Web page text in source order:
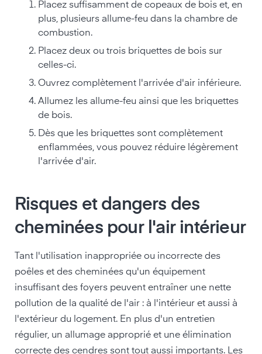
Placez suffisamment de copeaux de bois et, en
plus, plusieurs allume-feu dans la chambre de
combustion.
Placez deux ou trois briquettes de bois sur
celles-ci.
Ouvrez complètement l'arrivée d'air inférieure.
Allumez les allume-feu ainsi que les briquettes
de bois.
Dès que les briquettes sont complètement
enflammées, vous pouvez réduire légèrement
l'arrivée d'air.
Risques et dangers des
cheminées pour l'air intérieur
Tant l'utilisation inappropriée ou incorrecte des
poêles et des cheminées qu'un équipement
insuffisant des foyers peuvent entraîner une nette
pollution de la qualité de l'air : à l'intérieur et aussi à
l'extérieur du logement. En plus d'un entretien
régulier, un allumage approprié et une élimination
correcte des cendres sont tout aussi importants. Les